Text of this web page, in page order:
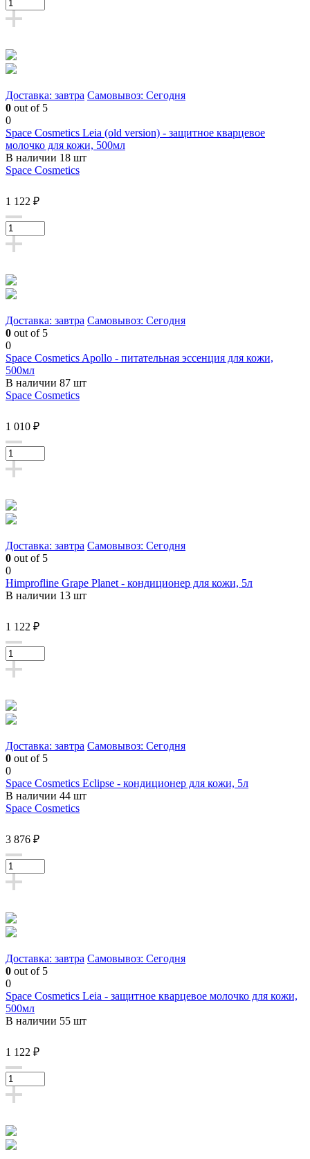
Доставка: завтра Самовывоз: Сегодня
0 out of 5
0
Space Cosmetics Leia (old version) - защитное кварцевое
молочко для кожи, 500мл
В наличии 18 шт
Space Cosmetics
1 122 ₽
Доставка: завтра Самовывоз: Сегодня
0 out of 5
0
Space Cosmetics Apollo - питательная эссенция для кожи,
500мл
В наличии 87 шт
Space Cosmetics
1 010 ₽
Доставка: завтра Самовывоз: Сегодня
0 out of 5
0
Himprofline Grape Planet - кондиционер для кожи, 5л
В наличии 13 шт
1 122 ₽
Доставка: завтра Самовывоз: Сегодня
0 out of 5
0
Space Cosmetics Eclipse - кондиционер для кожи, 5л
В наличии 44 шт
Space Cosmetics
3 876 ₽
Доставка: завтра Самовывоз: Сегодня
0 out of 5
0
Space Cosmetics Leia - защитное кварцевое молочко для кожи,
500мл
В наличии 55 шт
1 122 ₽